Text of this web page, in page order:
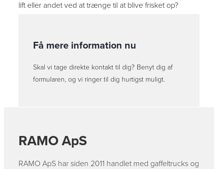
lift eller andet ved at trænge til at blive frisket op?
Få mere information nu
Skal vi tage direkte kontakt til dig? Benyt dig af
formularen, og vi ringer til dig hurtigst muligt.
RAMO ApS
RAMO ApS har siden 2011 handlet med gaffeltrucks og